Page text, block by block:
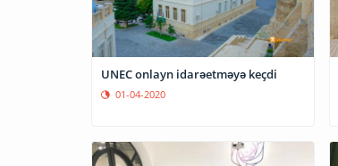
UNEC onlayn idarəetməyə keçdi
01-04-2020